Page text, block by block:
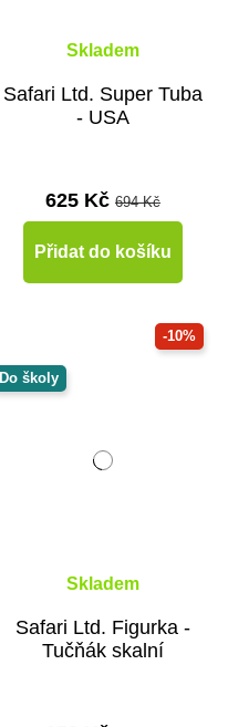
Skladem
Safari Ltd. Super Tuba
- USA
625 Kč 694 Kč
Přidat do košíku
-10%
Do školy
Skladem
Safari Ltd. Figurka -
Tučňák skalní